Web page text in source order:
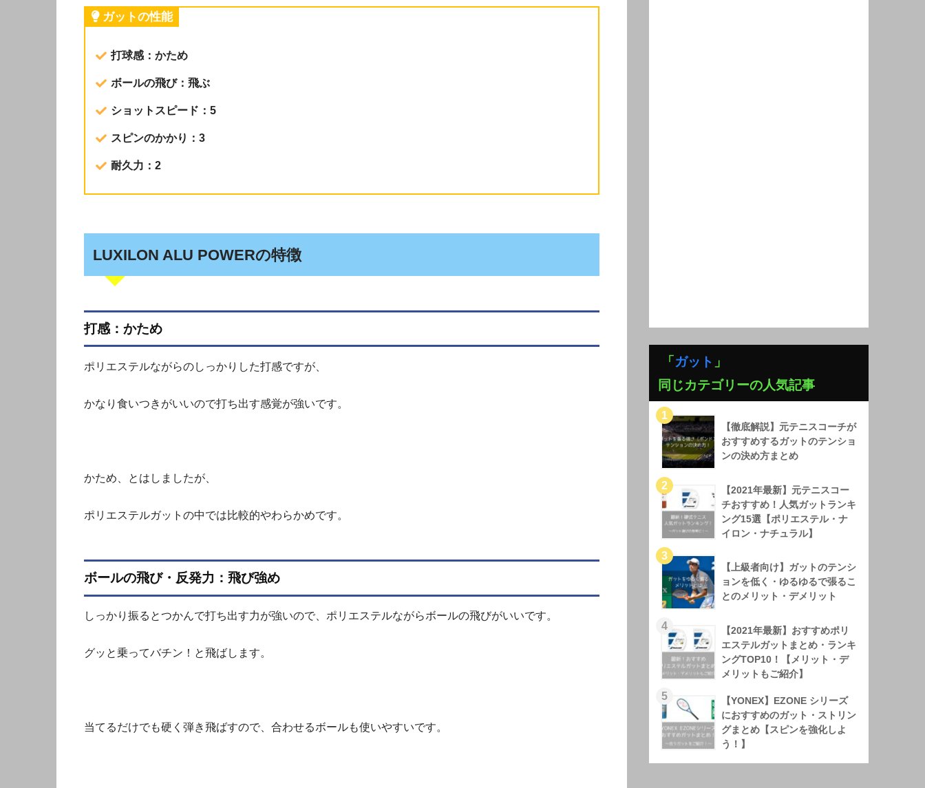
ガットの性能
打球感：かため
ボールの飛び：飛ぶ
ショットスピード：5
スピンのかかり：3
耐久力：2
LUXILON ALU POWERの特徴
打感：かため
ポリエステルながらのしっかりした打感ですが、
かなり食いつきがいいので打ち出す感覚が強いです。
かため、とはしましたが、
ポリエステルガットの中では比較的やわらかめです。
ボールの飛び・反発力：飛び強め
しっかり振るとつかんで打ち出す力が強いので、ポリエステルながらボールの飛びがいいです。
グッと乗ってバチン！と飛ばします。
当てるだけでも硬く弾き飛ばすので、合わせるボールも使いやすいです。
「ガット 」
同じカテゴリーの人気記事
【徹底解説】元テニスコーチが
おすすめするガットのテンショ
ンの決め方まとめ
【2021年最新】元テニスコー
チおすすめ！人気ガットランキ
ング15選【ポリエステル・ナ
イロン・ナチュラル】
【上級者向け】ガットのテンシ
ョンを低く・ゆるゆるで張るこ
とのメリット・デメリット
【2021年最新】おすすめポリ
エステルガットまとめ・ランキ
ングTOP10！【メリット・デ
メリットもご紹介】
【YONEX】EZONE シリーズ
におすすめのガット・ストリン
グまとめ【スピンを強化しよ
う！】